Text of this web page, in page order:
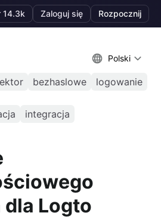
14.3k Zaloguj się Rozpocznij
Polski
bezhaslowe logowanie
integracja
Logto